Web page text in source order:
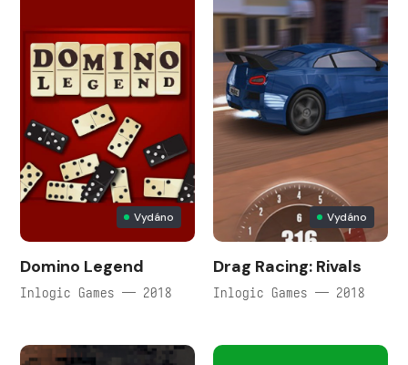
Vydáno
Domino Legend
Inlogic Games — 2018
Vydáno
Drag Racing: Rivals
Inlogic Games — 2018